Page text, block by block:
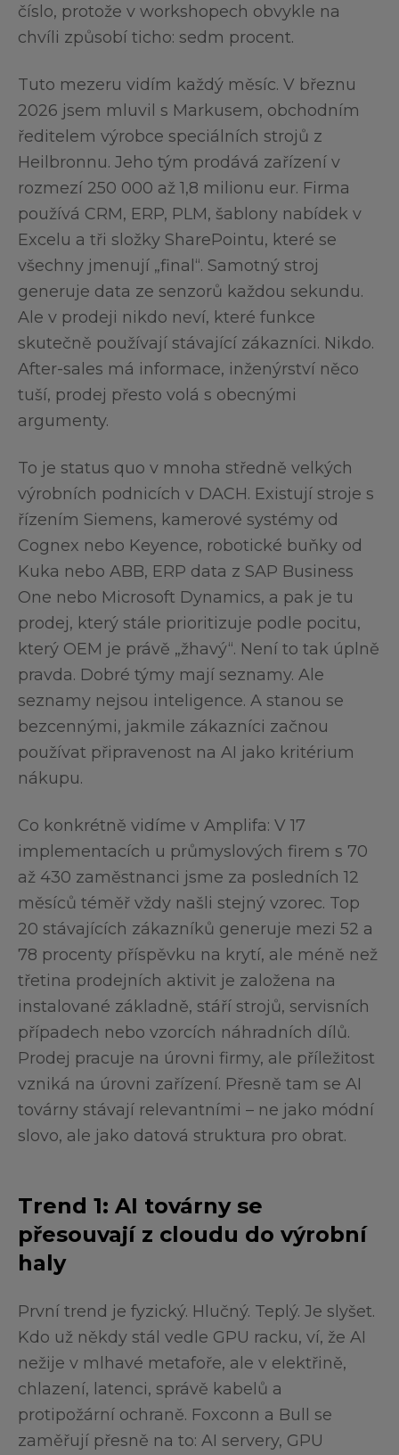
číslo, protože v workshopech obvykle na
chvíli způsobí ticho: sedm procent.
Tuto mezeru vidím každý měsíc. V březnu
2026 jsem mluvil s Markusem, obchodním
ředitelem výrobce speciálních strojů z
Heilbronnu. Jeho tým prodává zařízení v
rozmezí 250 000 až 1,8 milionu eur. Firma
používá CRM, ERP, PLM, šablony nabídek v
Excelu a tři složky SharePointu, které se
všechny jmenují „final“. Samotný stroj
generuje data ze senzorů každou sekundu.
Ale v prodeji nikdo neví, které funkce
skutečně používají stávající zákazníci. Nikdo.
After-sales má informace, inženýrství něco
tuší, prodej přesto volá s obecnými
argumenty.
To je status quo v mnoha středně velkých
výrobních podnicích v DACH. Existují stroje s
řízením Siemens, kamerové systémy od
Cognex nebo Keyence, robotické buňky od
Kuka nebo ABB, ERP data z SAP Business
One nebo Microsoft Dynamics, a pak je tu
prodej, který stále prioritizuje podle pocitu,
který OEM je právě „žhavý“. Není to tak úplně
pravda. Dobré týmy mají seznamy. Ale
seznamy nejsou inteligence. A stanou se
bezcennými, jakmile zákazníci začnou
používat připravenost na AI jako kritérium
nákupu.
Co konkrétně vidíme v Amplifa: V 17
implementacích u průmyslových firem s 70
až 430 zaměstnanci jsme za posledních 12
měsíců téměř vždy našli stejný vzorec. Top
20 stávajících zákazníků generuje mezi 52 a
78 procenty příspěvku na krytí, ale méně než
třetina prodejních aktivit je založena na
instalované základně, stáří strojů, servisních
případech nebo vzorcích náhradních dílů.
Prodej pracuje na úrovni firmy, ale příležitost
vzniká na úrovni zařízení. Přesně tam se AI
továrny stávají relevantními – ne jako módní
slovo, ale jako datová struktura pro obrat.
Trend 1: AI továrny se
přesouvají z cloudu do výrobní
haly
První trend je fyzický. Hlučný. Teplý. Je slyšet.
Kdo už někdy stál vedle GPU racku, ví, že AI
nežije v mlhavé metafoře, ale v elektřině,
chlazení, latenci, správě kabelů a
protipožární ochraně. Foxconn a Bull se
zaměřují přesně na to: AI servery, GPU